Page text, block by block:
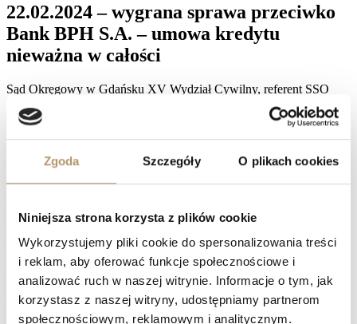
Zgoda Szczegóły O plikach cookies
Niniejsza strona korzysta z plików cookie
Wykorzystujemy pliki cookie do spersonalizowania treści
i reklam, aby oferować funkcje społecznościowe i
analizować ruch w naszej witrynie. Informacje o tym, jak
korzystasz z naszej witryny, udostępniamy partnerom
społecznościowym, reklamowym i analitycznym.
22.02.2024 – wygrana sprawa przeciwko
Bank BPH S.A. – umowa kredytu
nieważna w całości
Sąd Okręgowy w Gdańsku XV Wydział Cywilny, referent SSO
Urszula Minga-Głuszcz, wyrokiem z dnia 22 lutego 2024 roku
(sygn. akt: XV C 2646/21) na rozprawie ustalił, że umowa kredytu
zawarta z GE Money Bank S.A. jest nieważna; zasądził na rzecz
opóźnienie od dnia 8 stycznia 2022 roku do dnia zapłaty; zasądził
kosztów procesu, w tym 10.800 zł tytułem zwrotu kosztów
opóźnienie za czas od dnia uprawomocnienia się wyroku do dnia
zapłaty.
Facebook
Twitter
LinkedIn